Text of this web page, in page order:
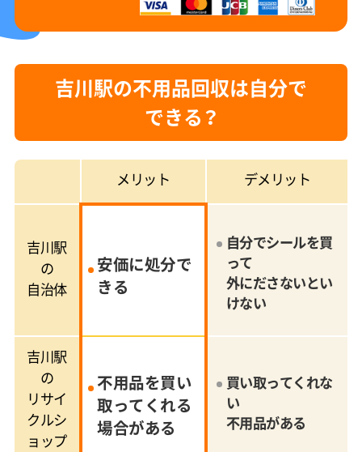
吉川駅の不用品回収は自分で
できる？
メリット デメリット
吉川駅
の
自治体
安価に処分で
きる
自分でシールを買
って
外にださないとい
けない
吉川駅
の
リサイ
クルシ
ョップ
不用品を買い
取ってくれる
場合がある
買い取ってくれな
い
不用品がある